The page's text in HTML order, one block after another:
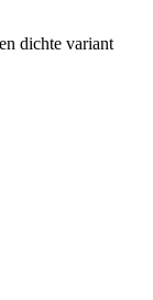
dichte variant